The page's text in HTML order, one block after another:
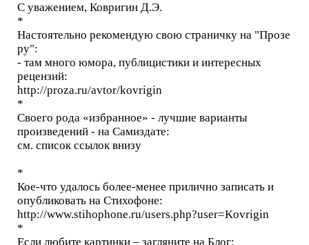
С уважением, Ковригин Д.Э.
*
Настоятельно рекомендую свою страничку на "Прозе
ру":
- там много юмора, публицистики и интересных
рецензий:
http://proza.ru/avtor/kovrigin
*
Своего рода «избранное» - лучшие варианты
произведений - на Самиздате:
см. список ссылок внизу
*
Кое-что удалось более-менее прилично записать и
опубликовать на Стихофоне:
http://www.stihophone.ru/users.php?user=Kovrigin
*
Если любите картинки – загляните на Блог: